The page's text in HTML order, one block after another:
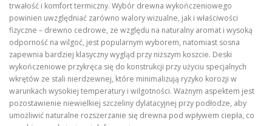
trwałość i komfort termiczny. Wybór drewna wykończeniowego
powinien uwzględniać zarówno walory wizualne, jak i właściwości
fizyczne – drewno cedrowe, ze względu na naturalny aromat i wysoką
odporność na wilgoć, jest popularnym wyborem, natomiast sosna
zapewnia bardziej klasyczny wygląd przy niższym koszcie. Deski
wykończeniowe przykręca się do konstrukcji przy użyciu specjalnych
wkrętów ze stali nierdzewnej, które minimalizują ryzyko korozji w
warunkach wysokiej temperatury i wilgotności. Ważnym aspektem jest
pozostawienie niewielkiej szczeliny dylatacyjnej przy podłodze, aby
umożliwić naturalne rozszerzanie się drewna pod wpływem ciepła, co